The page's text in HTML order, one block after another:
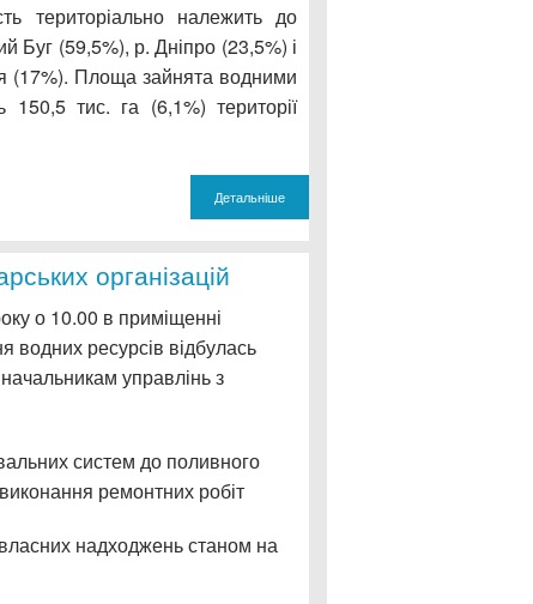
територіально належить до
Буг (59,5%), р. Дніпро (23,5%) і
(17%). Площа зайнята водними
150,5 тис. га (6,1%) території
Детальніше
організацій
о 10.00 в приміщенні
водних ресурсів відбулась
управлінь з
систем до поливного
ремонтних робіт
надходжень станом на